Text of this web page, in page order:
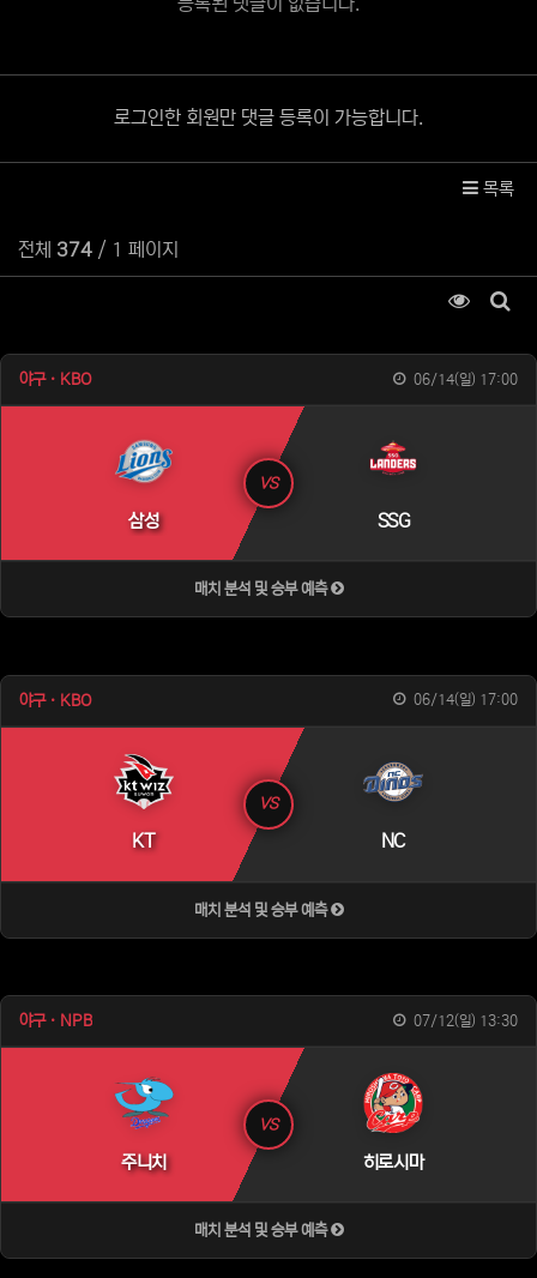
로그인한 회원만 댓글 등록이 가능합니다.
목록
전체 374 / 1 페이지
조회순
야구 · KBO 06/14(일) 17:00
삼성
VS
SSG
매치 분석 및 승부 예측
야구 · KBO 06/14(일) 17:00
KT
VS
NC
매치 분석 및 승부 예측
야구 · NPB 07/12(일) 13:30
주니치
VS
히로시마
매치 분석 및 승부 예측